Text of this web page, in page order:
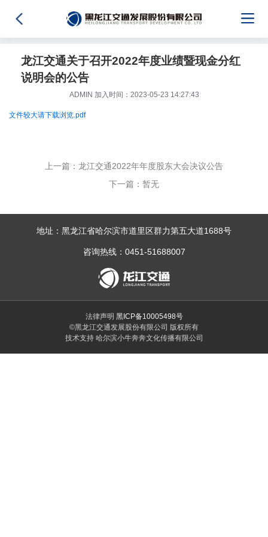
龙江交通关于召开2022年度业绩暨现金分红
说明会的公告
ADMIN 加入时间：2023-05-23 14:27:43
文件较大请下载浏览.pdf
上一篇：龙江交通2022年年度股东大会决议公告
下一篇：暂无
地址：黑龙江省哈尔滨市道里区群力第五大道1688号
咨询热线：0451-51688007
法律声明 黑ICP备10005498号
©黑龙江交通发展股份有限公司 版权所有
技术支持 哈尔滨小牛奔奔文化传播有限公司